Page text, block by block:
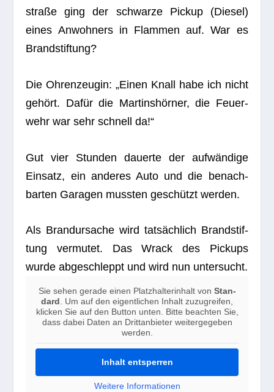
straße ging der schwarze Pickup (Die­sel)
eines Anwoh­ners in Flam­men auf. War es
Brandstiftung?
Die Ohren­zeu­gin: „Einen Knall habe ich nicht
gehört. Dafür die Mar­tins­hör­ner, die Feu­er­
wehr war sehr schnell da!“
Gut vier Stun­den dau­erte der auf­wän­dige
Ein­satz, ein ande­res Auto und die benach­
bar­ten Gara­gen muss­ten geschützt werden.
Als Brand­ur­sa­che wird tat­säch­lich Brand­stif­
tung ver­mu­tet. Das Wrack des Pick­ups
wurde abge­schleppt und wird nun untersucht.
Sie sehen gerade einen Platz­hal­ter­in­halt von Stan­
dard. Um auf den eigent­li­chen Inhalt zuzu­grei­fen,
kli­cken Sie auf den But­ton unten. Bitte beach­ten Sie,
dass dabei Daten an Dritt­an­bie­ter wei­ter­ge­ge­ben
werden.
Inhalt ent­sper­ren
Wei­tere Infor­ma­tio­nen